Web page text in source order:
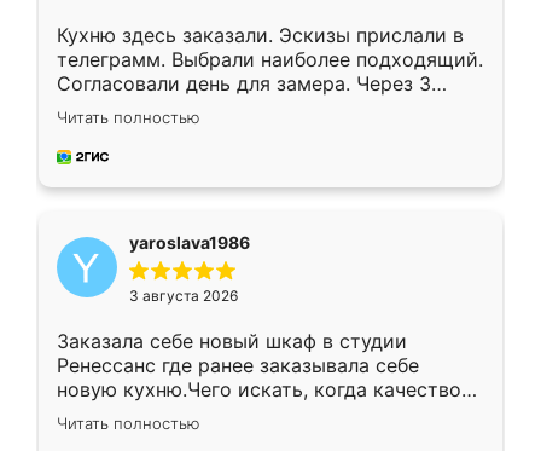
Кухню здесь заказали. Эскизы прислали в
телеграмм. Выбрали наиболее подходящий.
Согласовали день для замера. Через 3
недели кухня была уже готова. Остались
довольны работой. Спасибо Ренессанс
мебель за качественную работу!
Читать полностью
yaroslava1986
3 августа 2026
Заказала себе новый шкаф в студии
Ренессанс где ранее заказывала себе
новую кухню.Чего искать, когда качеством
вполне довольна. Служит кухня уже почти
два года, нареканий нет.
Читать полностью